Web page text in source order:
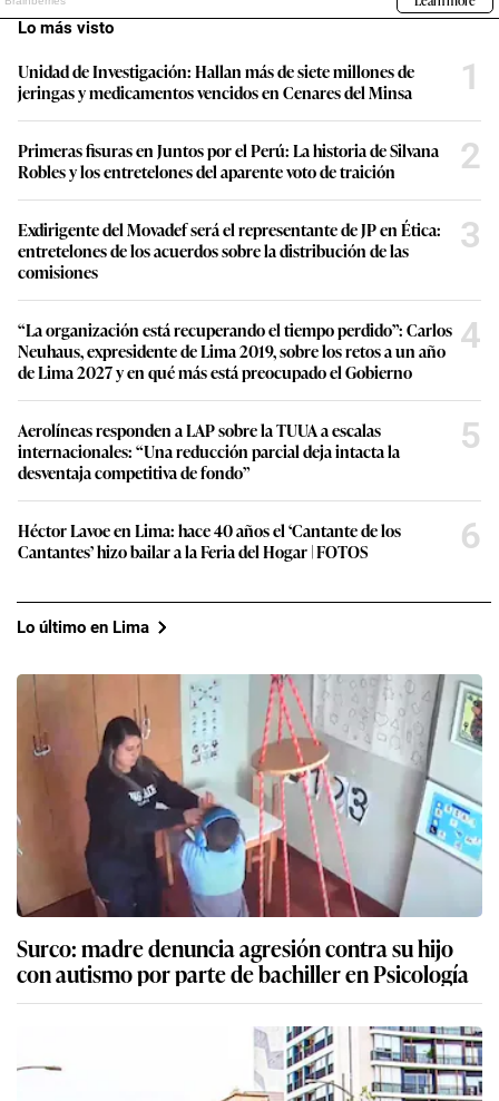
Lo más visto
Unidad de Investigación: Hallan más de siete millones de
jeringas y medicamentos vencidos en Cenares del Minsa
1
Primeras fisuras en Juntos por el Perú: La historia de Silvana
Robles y los entretelones del aparente voto de traición
2
Exdirigente del Movadef será el representante de JP en Ética:
entretelones de los acuerdos sobre la distribución de las
comisiones
3
“La organización está recuperando el tiempo perdido”: Carlos
Neuhaus, expresidente de Lima 2019, sobre los retos a un año
de Lima 2027 y en qué más está preocupado el Gobierno
4
Aerolíneas responden a LAP sobre la TUUA a escalas
internacionales: “Una reducción parcial deja intacta la
desventaja competitiva de fondo”
5
Héctor Lavoe en Lima: hace 40 años el ‘Cantante de los
Cantantes’ hizo bailar a la Feria del Hogar | FOTOS
6
Lo último en Lima
Surco: madre denuncia agresión contra su hijo
con autismo por parte de bachiller en Psicología